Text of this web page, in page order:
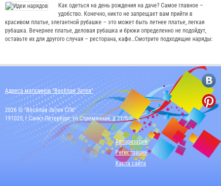
Как одеться на день рождения на даче? Самое главное –
удобство. Конечно, никто не запрещает вам прийти в
красивом платье, элегантной рубашке – это может быть летнее платье, легкая
рубашка. Вечернее платье, деловая рубашка и брюки определенно не подойдут,
оставьте их для другого случая – ресторана, кафе…Смотрите подходящие наряды:
Адреса магазинов "Весёлая Затея"
2026 © "Весёлая Затея СПб"
191025, г Санкт-Петербург, ул Стремянная, д 21/5
Авторизация
Регистрация
Карта сайта